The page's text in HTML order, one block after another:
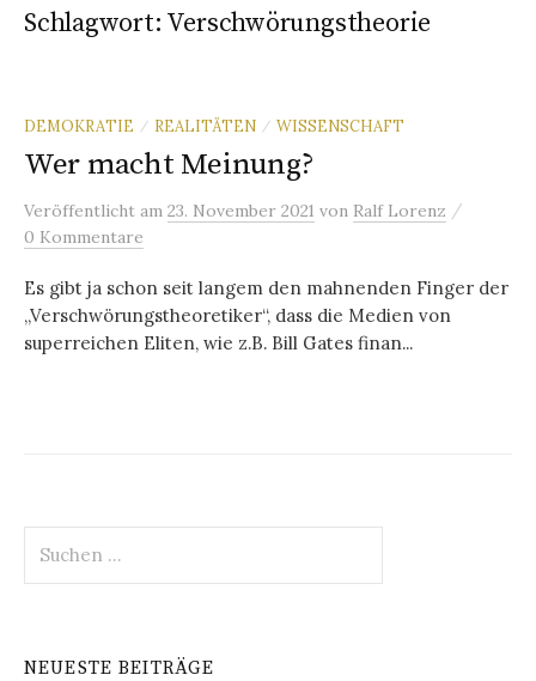
Schlagwort: Verschwörungstheorie
DEMOKRATIE / REALITÄTEN / WISSENSCHAFT
Wer macht Meinung?
Veröffentlicht am 23. November 2021 von Ralf Lorenz /
0 Kommentare
Es gibt ja schon seit langem den mahnenden Finger der
„Verschwörungstheoretiker“, dass die Medien von
superreichen Eliten, wie z.B. Bill Gates finan...
nach:
NEUESTE BEITRÄGE